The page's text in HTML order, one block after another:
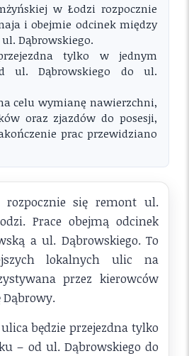
w Łodzi rozpocznie
i obejmie odcinek między
Dąbrowskiego.
tylko w jednym
ul. Dąbrowskiego do ul.
celu wymianę nawierzchni,
oraz zjazdów do posesji,
prac przewidziano
rozpocznie się remont ul.
Prace obejmą odcinek
a ul. Dąbrowskiego. To
lokalnych ulic na
przez kierowców
będzie przejezdna tylko
– od ul. Dąbrowskiego do